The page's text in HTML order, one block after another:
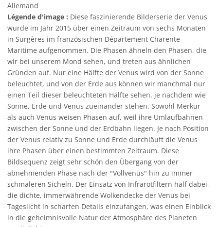
Allemand
Légende d'image : Diese faszinierende Bilderserie der Venus
wurde im Jahr 2015 über einen Zeitraum von sechs Monaten
in Surgères im französischen Département Charente-
Maritime aufgenommen. Die Phasen ähneln den Phasen, die
wir bei unserem Mond sehen, und treten aus ähnlichen
Gründen auf. Nur eine Hälfte der Venus wird von der Sonne
beleuchtet, und von der Erde aus können wir manchmal nur
einen Teil dieser beleuchteten Hälfte sehen, je nachdem wie
Sonne, Erde und Venus zueinander stehen. Sowohl Merkur
als auch Venus weisen Phasen auf, weil ihre Umlaufbahnen
zwischen der Sonne und der Erdbahn liegen. Je nach Position
der Venus relativ zu Sonne und Erde durchläuft die Venus
ihre Phasen über einen bestimmten Zeitraum. Diese
Bildsequenz zeigt sehr schön den Übergang von der
abnehmenden Phase nach der "Vollvenus" hin zu immer
schmaleren Sicheln. Der Einsatz von Infrarotfiltern half dabei,
die dichte, immerwährende Wolkendecke der Venus bei
Tageslicht in scharfen Details einzufangen, was einen Einblick
in die geheimnisvolle Natur der Atmosphäre des Planeten